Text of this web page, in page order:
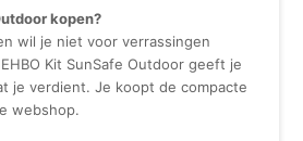
kopen?
wil je niet voor verrassingen
Kit SunSafe Outdoor geeft je
je verdient. Je koopt de compacte
webshop.